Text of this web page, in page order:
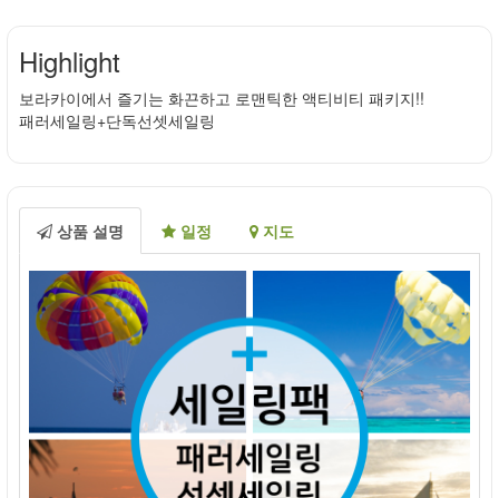
Highlight
보라카이에서 즐기는 화끈하고 로맨틱한 액티비티 패키지!!
패러세일링+단독선셋세일링
상품 설명 일정 지도